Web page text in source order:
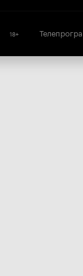
18+